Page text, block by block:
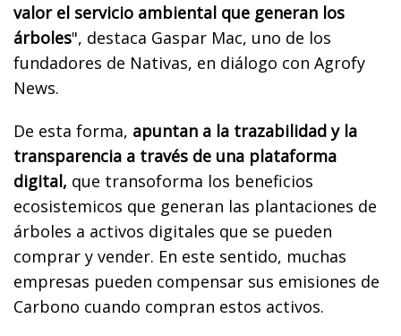
valor el servicio ambiental que generan los
árboles", destaca Gaspar Mac, uno de los
fundadores de Nativas, en diálogo con Agrofy
News.
De esta forma, apuntan a la trazabilidad y la
transparencia a través de una plataforma
digital, que transoforma los beneficios
ecosistemicos que generan las plantaciones de
árboles a activos digitales que se pueden
comprar y vender. En este sentido, muchas
empresas pueden compensar sus emisiones de
Carbono cuando compran estos activos.